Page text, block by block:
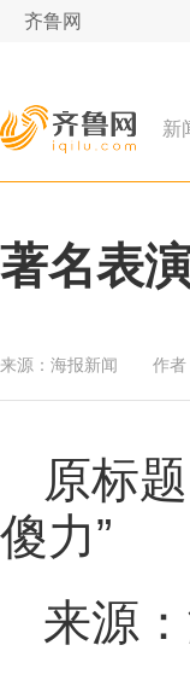
齐鲁网
新
著名表
来源： 海报新闻 作者
原标
傻力”
来源